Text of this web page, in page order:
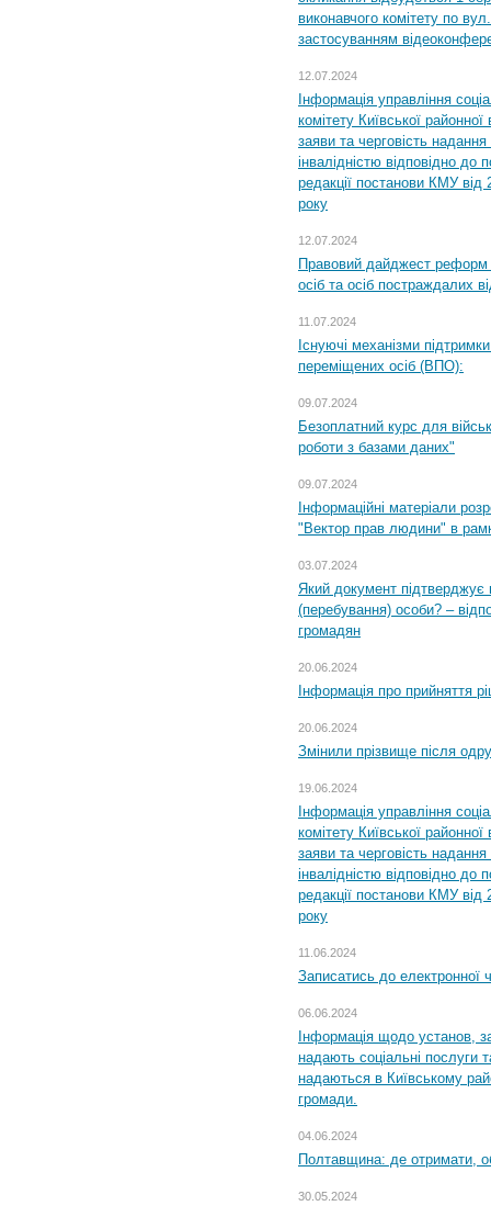
виконавчого комітету по
застосуванням
12.07.2024
Інформація управління
комітету Київської
заяви та черговість надання
інвалідністю відповідно
редакції постанови КМУ
року
12.07.2024
Правовий дайджест реформ
осіб та осіб постраждалих
11.07.2024
Існуючі механізми
переміщених осіб (ВПО):
09.07.2024
Безоплатний курс для
роботи з базами даних"
09.07.2024
Інформаційні матеріали
"Вектор прав людини" в
03.07.2024
Який документ підтверджує
(перебування) особи? –
громадян
20.06.2024
Інформація про прийняття
20.06.2024
Змінили прізвище після
19.06.2024
Інформація управління
комітету Київської
заяви та черговість надання
інвалідністю відповідно
редакції постанови КМУ
року
11.06.2024
Записатись до електронної
06.06.2024
Інформація щодо установ,
надають соціальні послуги
надаються в Київському
громади.
04.06.2024
Полтавщина: де отримати,
30.05.2024